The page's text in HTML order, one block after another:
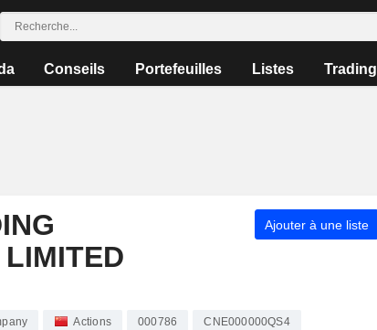
Conseils Portefeuilles Listes Trading
Ajouter à une liste
Actions 000786 CNE000000QS4